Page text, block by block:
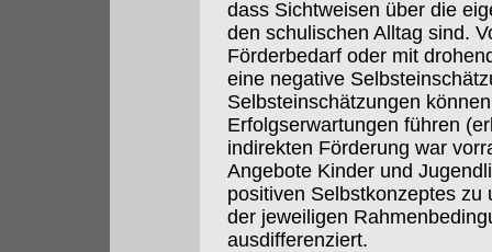
dass Sichtweisen über die
den schulischen Alltag sind.
Förderbedarf oder mit
eine negative
Selbsteinschätzungen
Erfolgserwartungen führen
indirekten Förderung war
Angebote Kinder und
positiven Selbstkonzeptes
der jeweiligen
ausdifferenziert.